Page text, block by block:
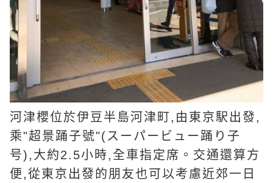
河津櫻位於伊豆半島河津町,由東京駅出發,
乘"超景踊子號"(スーパービュー踊り子
号),大約2.5小時,全車指定席。交通還算方
便,從東京出發的朋友也可以考慮近郊一日